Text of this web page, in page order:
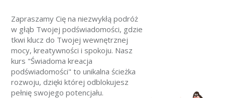
Zapraszamy Cię na niezwykłą podróż
w głąb Twojej podświadomości, gdzie
tkwi klucz do Twojej wewnętrznej
mocy, kreatywności i spokoju. Nasz
kurs "Świadoma kreacja
podświadomości" to unikalna ścieżka
rozwoju, dzięki której odblokujesz
pełnię swojego potencjału.